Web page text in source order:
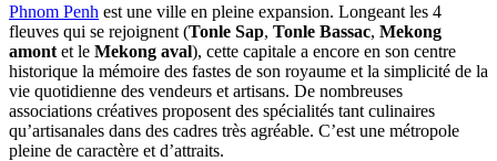
Phnom Penh est une ville en pleine expansion. Longeant les 4
fleuves qui se rejoignent (Tonle Sap, Tonle Bassac, Mekong
amont et le Mekong aval), cette capitale a encore en son centre
historique la mémoire des fastes de son royaume et la simplicité de la
vie quotidienne des vendeurs et artisans. De nombreuses
associations créatives proposent des spécialités tant culinaires
qu’artisanales dans des cadres très agréable. C’est une métropole
pleine de caractère et d’attraits.